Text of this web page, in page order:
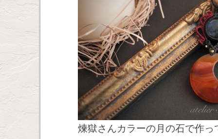
煉獄さんカラーの月の石で作っ